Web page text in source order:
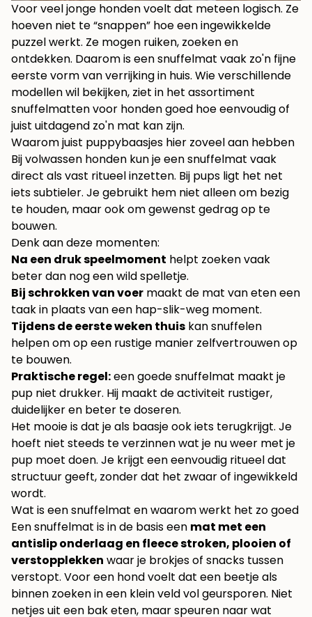
Voor veel jonge honden voelt dat meteen logisch. Ze
hoeven niet te “snappen” hoe een ingewikkelde
puzzel werkt. Ze mogen ruiken, zoeken en
ontdekken. Daarom is een snuffelmat vaak zo'n fijne
eerste vorm van verrijking in huis. Wie verschillende
modellen wil bekijken, ziet in het assortiment
snuffelmatten voor hondengoed hoe eenvoudig of
juist uitdagend zo'n mat kan zijn.
Waarom juist puppybaasjes hier zoveel aan hebben
Bij volwassen honden kun je een snuffelmat vaak
direct als vast ritueel inzetten. Bij pups ligt het net
iets subtieler. Je gebruikt hem niet alleen om bezig
te houden, maar ook om gewenst gedrag op te
bouwen.
Denk aan deze momenten:
Na een druk speelmoment helpt zoeken vaak
beter dan nog een wild spelletje.
Bij schrokken van voer maakt de mat van eten een
taak in plaats van een hap-slik-weg moment.
Tijdens de eerste weken thuis kan snuffelen
helpen om op een rustige manier zelfvertrouwen op
te bouwen.
Praktische regel:een goede snuffelmat maakt je
pup niet drukker. Hij maakt de activiteit rustiger,
duidelijker en beter te doseren.
Het mooie is dat je als baasje ook iets terugkrijgt. Je
hoeft niet steeds te verzinnen wat je nu weer met je
pup moet doen. Je krijgt een eenvoudig ritueel dat
structuur geeft, zonder dat het zwaar of ingewikkeld
wordt.
Wat is een snuffelmat en waarom werkt het zo goed
Een snuffelmat is in de basis een mat met een
antislip onderlaag en fleece stroken, plooien of
verstopplekken waar je brokjes of snacks tussen
verstopt. Voor een hond voelt dat een beetje als
binnen zoeken in een klein veld vol geursporen. Niet
netjes uit een bak eten, maar speuren naar wat